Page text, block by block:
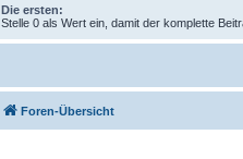
Die ersten:
Stelle 0 als Wert ein, damit der komplette
Foren-Übersicht